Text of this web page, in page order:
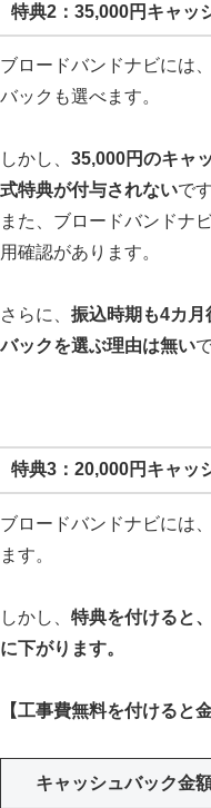
特典2：35,000円キャッ
ブロードバンドナビには
バックも選べます。
しかし、 35,000円のキャ
式特典が付与されないです
また、ブロードバンドナ
用確認があります。
さらに、 振込時期も4カ
バックを選ぶ理由は無い
特典3：20,000円キャッ
ブロードバンドナビには
ます。
しかし、 特典を付けると
に下がります。
【工事費無料を付けると
キャッシュバック金